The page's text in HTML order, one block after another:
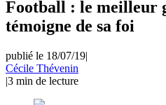
Football : le meilleur
témoigne de sa foi
publié le 18/07/19|
Cécile Thévenin
|3 min de lecture